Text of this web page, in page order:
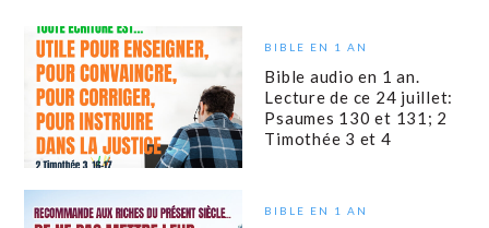
BIBLE EN 1 AN
Bible audio en 1 an.
Lecture de ce 24 juillet:
Psaumes 130 et 131; 2
Timothée 3 et 4
BIBLE EN 1 AN